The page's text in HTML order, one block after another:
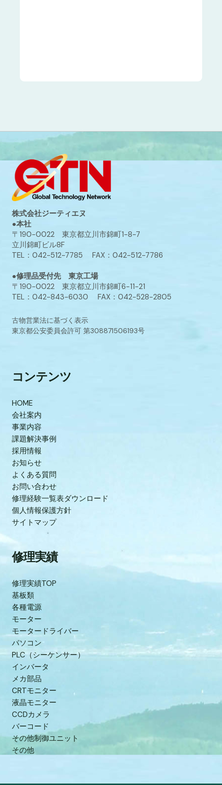
株式会社ジーティエヌ
●本社
〒190-0022 東京都立川市錦町1-8-7
立川錦町ビル8F
TEL：042-512-7785 FAX：042-512-7786
●修理品受付先 東京工場
〒190-0022 東京都立川市錦町6-11-21
TEL：042-843-6030 FAX：042-528-2805
古物営業法に基づく表示
東京都公安委員会許可 第308871506193号
コンテンツ
HOME
会社案内
事業内容
課題解決事例
採用情報
お知らせ
よくある質問
お問い合わせ
修理経験一覧表ダウンロード
個人情報保護方針
サイトマップ
修理実績
修理実績TOP
基板類
各種電源
モーター
モータードライバー
パソコン
PLC（シーケンサー）
インバータ
メカ部品
CRTモニター
液晶モニター
CCDカメラ
バーコード
その他制御ユニット
その他